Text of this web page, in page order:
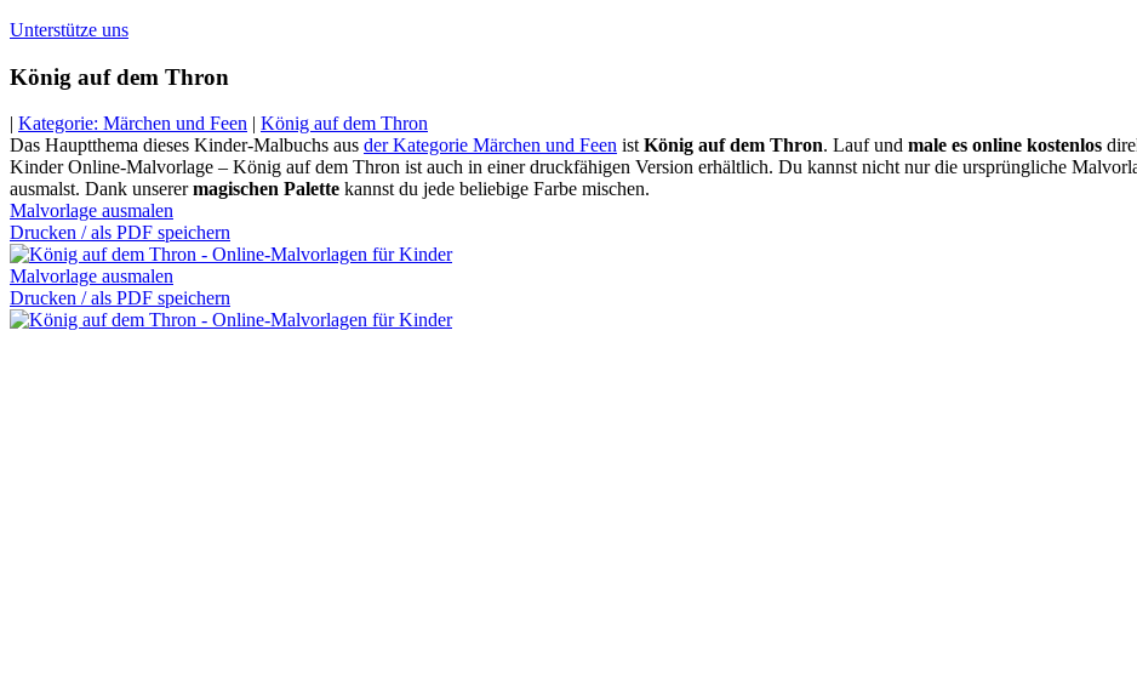
Unterstütze uns
König auf dem Thron
| Kategorie: Märchen und Feen | König auf dem Thron
Das Hauptthema dieses Kinder-Malbuchs aus der Kategorie Märchen und Feen istKönig auf dem Thron. Lauf und male es online kostenlos
Kinder Online-Malvorlage – König auf dem Thron ist auch in einer druckfähigen Version erhältlich. Du kannst nicht nur die ursprüngliche
ausmalst. Dank unserermagischen Palette kannst du jede beliebige Farbe mischen.
Malvorlage ausmalen
Drucken / als PDF speichern
Malvorlage ausmalen
Drucken / als PDF speichern